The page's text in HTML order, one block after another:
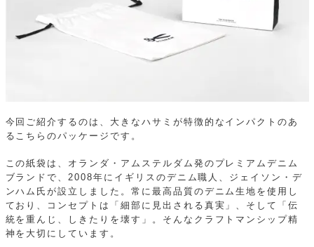
今回ご紹介するのは、大きなハサミが特徴的なインパクトのあ
るこちらのパッケージです。
この紙袋は、オランダ・アムステルダム発のプレミアムデニム
ブランドで、2008年にイギリスのデニム職人、ジェイソン・デ
ンハム氏が設立しました。常に最高品質のデニム生地を使用し
ており、コンセプトは「細部に見出される真実」、そして「伝
統を重んじ、しきたりを壊す」。そんなクラフトマンシップ精
神を大切にしています。